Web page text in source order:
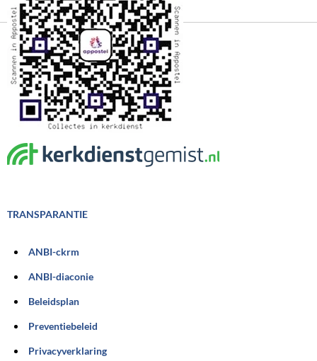
TRANSPARANTIE
ANBI-ckrm
ANBI-diaconie
Beleidsplan
Preventiebeleid
Privacyverklaring